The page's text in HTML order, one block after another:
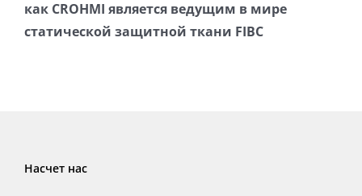
как CROHMI является ведущим в мире
статической защитной ткани FIBC
Насчет нас